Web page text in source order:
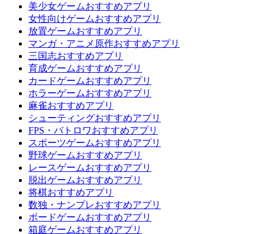
美少女ゲームおすすめアプリ
女性向けゲームおすすめアプリ
放置ゲームおすすめアプリ
マンガ・アニメ原作おすすめアプリ
三国志おすすめアプリ
育成ゲームおすすめアプリ
カードゲームおすすめアプリ
ホラーゲームおすすめアプリ
麻雀おすすめアプリ
シューティングおすすめアプリ
FPS・バトロワおすすめアプリ
スポーツゲームおすすめアプリ
野球ゲームおすすめアプリ
レースゲームおすすめアプリ
脱出ゲームおすすめアプリ
将棋おすすめアプリ
数独・ナンプレおすすめアプリ
ボードゲームおすすめアプリ
箱庭ゲームおすすめアプリ